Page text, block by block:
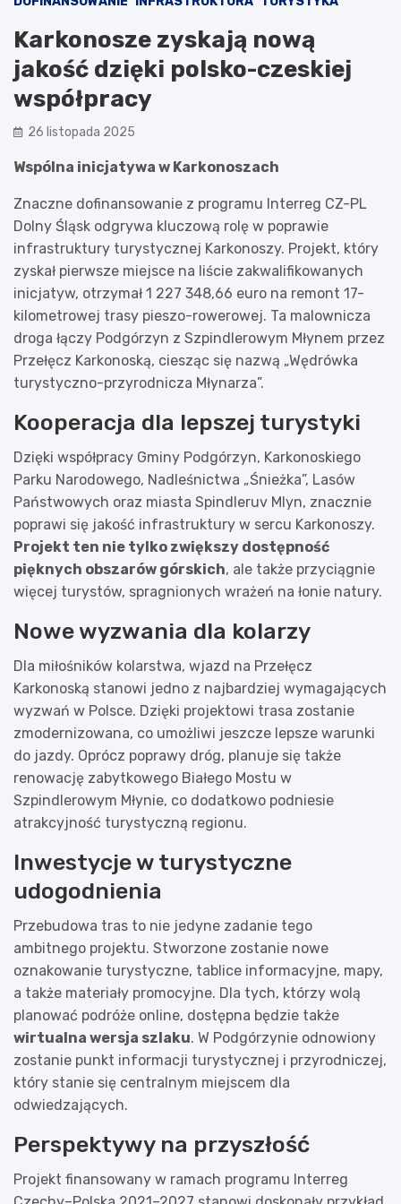
Karkonosze zyskają nową
jakość dzięki polsko-czeskiej
współpracy
26 listopada 2025
Wspólna inicjatywa w Karkonoszach
Znaczne dofinansowanie z programu Interreg CZ-PL
Dolny Śląsk odgrywa kluczową rolę w poprawie
infrastruktury turystycznej Karkonoszy. Projekt, który
zyskał pierwsze miejsce na liście zakwalifikowanych
inicjatyw, otrzymał 1 227 348,66 euro na remont 17-
kilometrowej trasy pieszo-rowerowej. Ta malownicza
droga łączy Podgórzyn z Szpindlerowym Młynem przez
Przełęcz Karkonoską, ciesząc się nazwą „Wędrówka
turystyczno-przyrodnicza Młynarza”.
Kooperacja dla lepszej turystyki
Dzięki współpracy Gminy Podgórzyn, Karkonoskiego
Parku Narodowego, Nadleśnictwa „Śnieżka”, Lasów
Państwowych oraz miasta Spindleruv Mlyn, znacznie
poprawi się jakość infrastruktury w sercu Karkonoszy.
Projekt ten nie tylko zwiększy dostępność
pięknych obszarów górskich, ale także przyciągnie
więcej turystów, spragnionych wrażeń na łonie natury.
Nowe wyzwania dla kolarzy
Dla miłośników kolarstwa, wjazd na Przełęcz
Karkonoską stanowi jedno z najbardziej wymagających
wyzwań w Polsce. Dzięki projektowi trasa zostanie
zmodernizowana, co umożliwi jeszcze lepsze warunki
do jazdy. Oprócz poprawy dróg, planuje się także
renowację zabytkowego Białego Mostu w
Szpindlerowym Młynie, co dodatkowo podniesie
atrakcyjność turystyczną regionu.
Inwestycje w turystyczne
udogodnienia
Przebudowa tras to nie jedyne zadanie tego
ambitnego projektu. Stworzone zostanie nowe
oznakowanie turystyczne, tablice informacyjne, mapy,
a także materiały promocyjne. Dla tych, którzy wolą
planować podróże online, dostępna będzie także
wirtualna wersja szlaku. W Podgórzynie odnowiony
zostanie punkt informacji turystycznej i przyrodniczej,
który stanie się centralnym miejscem dla
odwiedzających.
Perspektywy na przyszłość
Projekt finansowany w ramach programu Interreg